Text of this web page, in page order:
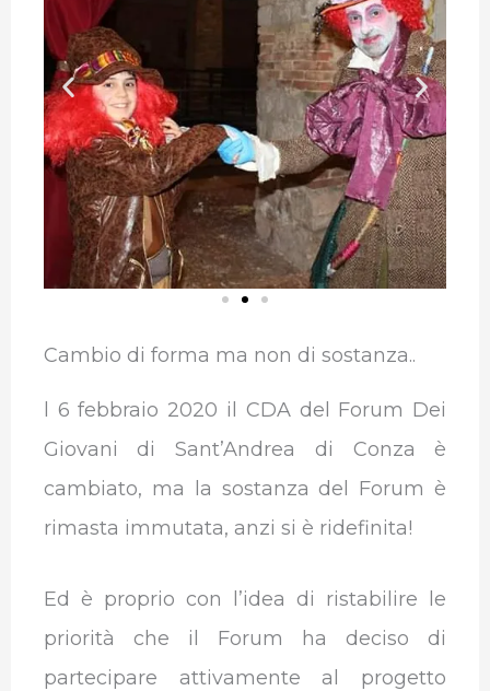
Cambio di forma ma non di sostanza..
l 6 febbraio 2020 il CDA del Forum Dei
Giovani di Sant’Andrea di Conza è
cambiato, ma la sostanza del Forum è
rimasta immutata, anzi si è ridefinita!
Ed è proprio con l’idea di ristabilire le
priorità che il Forum ha deciso di
partecipare attivamente al progetto